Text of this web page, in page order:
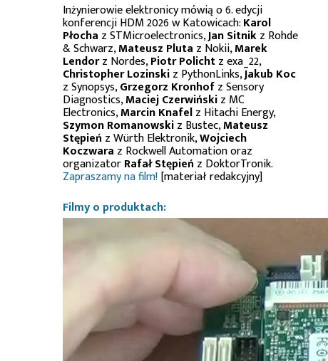
Inżynierowie elektronicy mówią o 6. edycji
konferencji HDM 2026 w Katowicach:Karol
Płocha z STMicroelectronics,Jan Sitnikz Rohde
& Schwarz,Mateusz Pluta z Nokii,Marek
Lendorz Nordes,Piotr Polichtz exa_22,
Christopher Lozinskiz PythonLinks,Jakub Koc
z Synopsys,Grzegorz Kronhofz Sensory
Diagnostics,Maciej Czerwińskiz MC
Electronics,Marcin Knafelz Hitachi Energy,
Szymon Romanowskiz Bustec,Mateusz
Stępień z Würth Elektronik,Wojciech
Koczwara z Rockwell Automation oraz
organizatorRafał Stępień z DoktorTronik.
Zapraszamy na film![materiał redakcyjny]
Filmy o produktach: